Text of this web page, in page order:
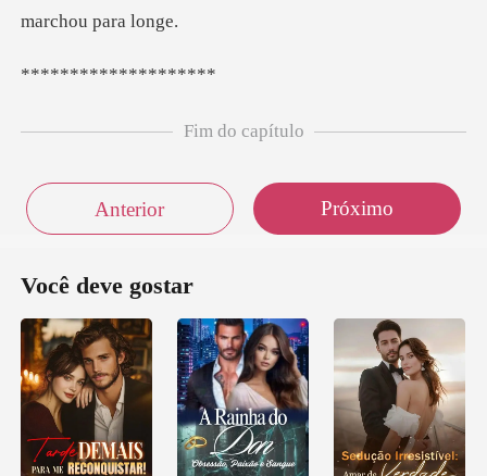
******
Fim do capítulo
Anterior Próximo
Você deve gostar